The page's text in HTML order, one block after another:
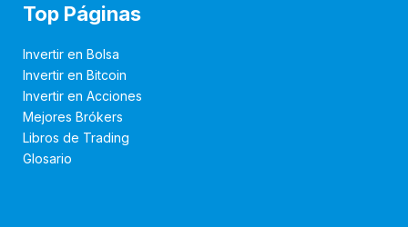
Top Páginas
Invertir en Bolsa
Invertir en Bitcoin
Invertir en Acciones
Mejores Brókers
Libros de Trading
Glosario